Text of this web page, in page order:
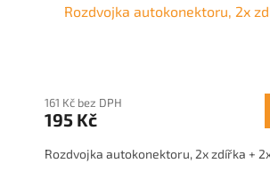
Rozdvojka autokonektoru, 2x
161 Kč bez DPH
195 Kč
Rozdvojka autokonektoru, 2x zdířka +